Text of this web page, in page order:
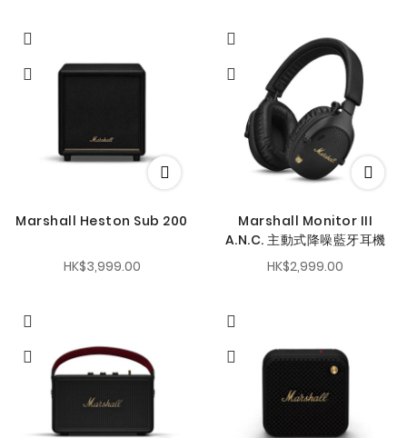
Marshall Heston Sub 200
HK$3,999.00
Marshall Monitor III
A.N.C. 主動式降噪藍牙耳機
HK$2,999.00